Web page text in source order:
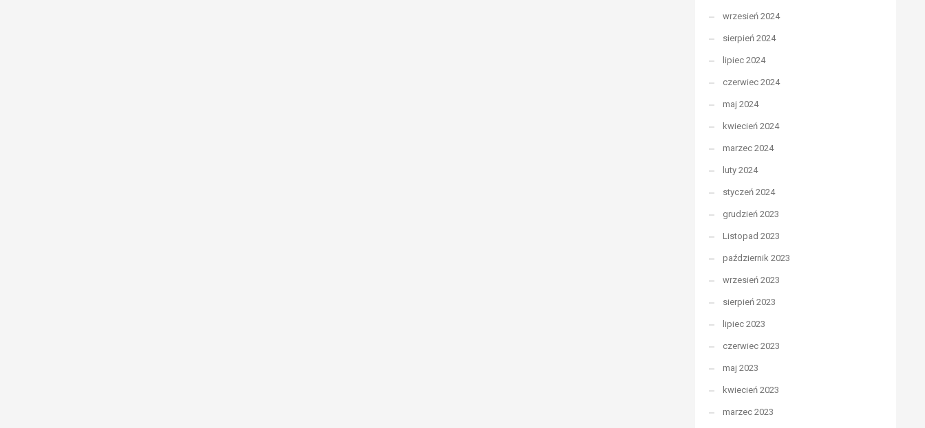
wrzesień 2024
sierpień 2024
lipiec 2024
czerwiec 2024
maj 2024
kwiecień 2024
marzec 2024
luty 2024
styczeń 2024
grudzień 2023
Listopad 2023
październik 2023
wrzesień 2023
sierpień 2023
lipiec 2023
czerwiec 2023
maj 2023
kwiecień 2023
marzec 2023